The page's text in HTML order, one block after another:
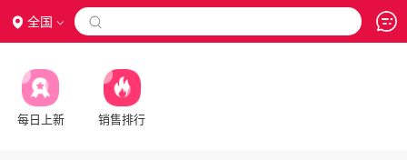
全国 
每日上新 销售排行